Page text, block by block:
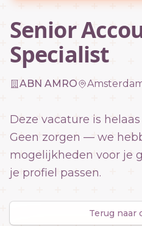
Senior
Specialist
ABN AMRO
Deze vacature is
Geen zorgen — we
mogelijkheden voor je
je profiel passen.
Terug naar